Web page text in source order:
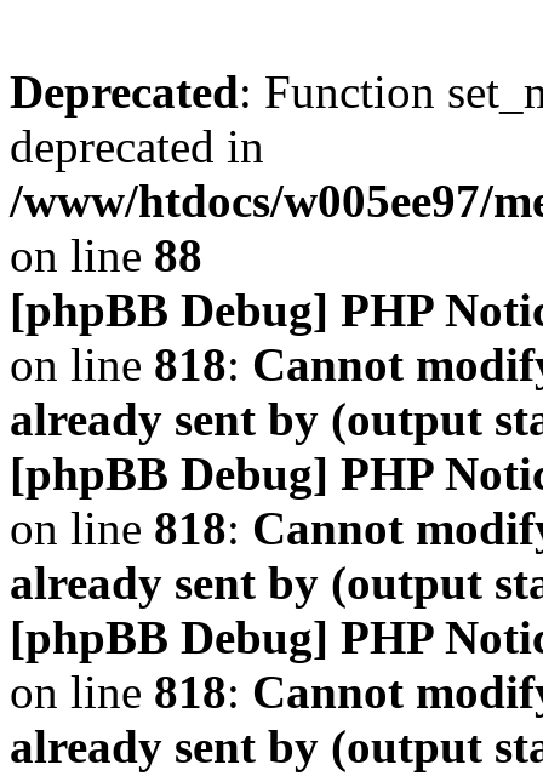
Deprecated: Function
deprecated in
/www/htdocs/w005ee97/
on line 88
[phpBB Debug] PHP
on line 818: Cannot
already sent by (output
[phpBB Debug] PHP
on line 818: Cannot
already sent by (output
[phpBB Debug] PHP
on line 818: Cannot
already sent by (output